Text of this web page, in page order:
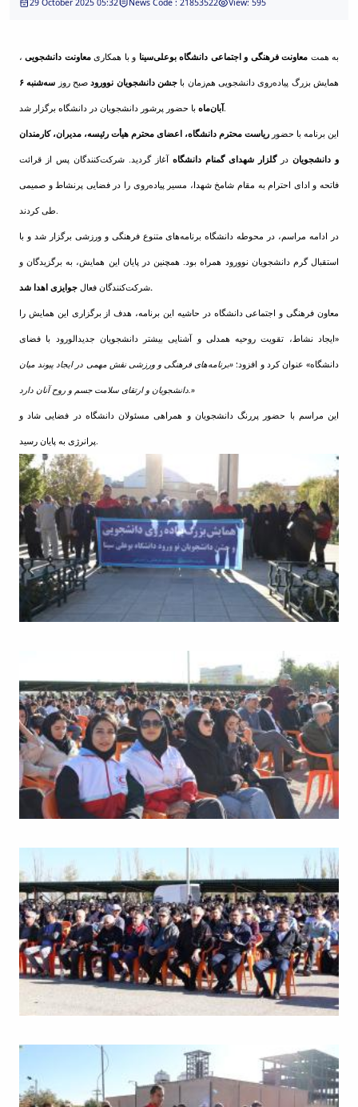
Director
of
and
Social
Services
29 October 2025 05:32 News Code : 21853522 View: 595
به همت معاونتفرهنگی و اجتماعی دانشگاه بوعلی‌سینا و با همکاریمعاونت دانشجویی ،
همایش بزرگ پیاده‌روی دانشجویی هم‌زمان با جشن دانشجویان نوورودصبح روز سه‌شنبه ۶
آبان‌ماهبا حضور پرشور دانشجویان در دانشگاه برگزار شد.
این برنامه با حضور ریاست محترم دانشگاه، اعضای محترم هیأت رئیسه، مدیران، کارمندان
و دانشجویان درگلزار شهدای گمنام دانشگاه آغاز گردید. شرکت‌کنندگان پس از قرائت
فاتحه و ادای احترام به مقام شامخ شهدا، مسیر پیاده‌روی را در فضایی پرنشاط و صمیمی
طی کردند.
در ادامه مراسم، در محوطه دانشگاه برنامه‌های متنوع فرهنگی و ورزشی برگزار شد و با
استقبال گرم دانشجویان نوورود همراه بود. همچنین در پایان این همایش، به برگزیدگان و
شرکت‌کنندگان فعالجوایزی اهدا شد.
معاون فرهنگی و اجتماعی دانشگاه در حاشیه این برنامه، هدف از برگزاری این همایش را
«ایجاد نشاط، تقویت روحیه همدلی و آشنایی بیشتر دانشجویان جدیدالورود با فضای
دانشگاه» عنوان کرد و افزود: «برنامه‌های فرهنگی و ورزشی نقش مهمی در ایجاد پیوند میان
دانشجویان و ارتقای سلامت جسم و روح آنان دارد.»
این مراسم با حضور پررنگ دانشجویان و همراهی مسئولان دانشگاه در فضایی شاد و
پرانرژی به پایان رسید.